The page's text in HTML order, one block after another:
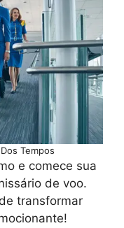
Tempos
e comece sua
de voo.
transformar